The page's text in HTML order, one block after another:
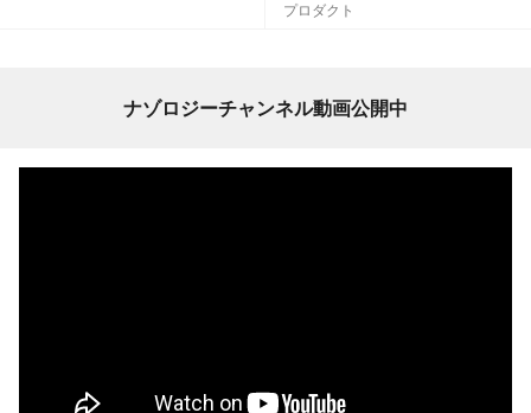
プロダクト
ナゾロジーチャンネル動画公開中